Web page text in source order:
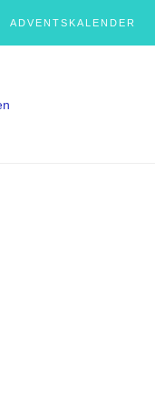
ADVENTSKALENDER